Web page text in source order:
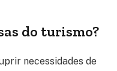
do turismo?
necessidades de